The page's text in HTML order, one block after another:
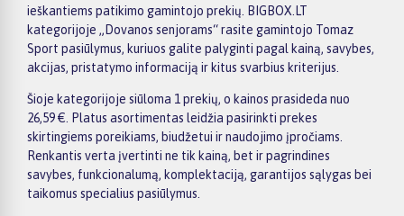
ieškantiems patikimo gamintojo prekių. BIGBOX.LT
kategorijoje „Dovanos senjorams“ rasite gamintojo Tomaz
Sport pasiūlymus, kuriuos galite palyginti pagal kainą, savybes,
akcijas, pristatymo informaciją ir kitus svarbius kriterijus.
Šioje kategorijoje siūloma 1 prekių, o kainos prasideda nuo
26,59 €. Platus asortimentas leidžia pasirinkti prekes
skirtingiems poreikiams, biudžetui ir naudojimo įpročiams.
Renkantis verta įvertinti ne tik kainą, bet ir pagrindines
savybes, funkcionalumą, komplektaciją, garantijos sąlygas bei
taikomus specialius pasiūlymus.